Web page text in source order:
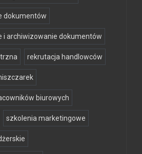
dokumentów
i archiwizowanie dokumentów
rekrutacja handlowców
biurowych
szkolenia marketingowe